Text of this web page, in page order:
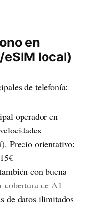
en
local)
de telefonía:
operador en
). Precio orientativo:
con buena
cobertura de A1
de datos ilimitados